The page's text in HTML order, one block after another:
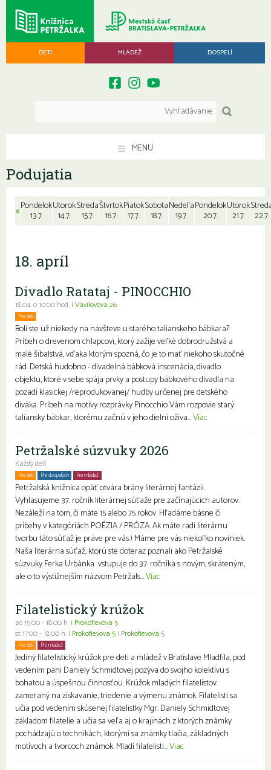
DETI MLÁDEŽ DOSPELÍ
MENU
Podujatia
«Pondelok
13.7.
Utorok
14.7.
Streda
15.7.
Štvrtok
16.7.
Piatok
17.7.
Sobota
18.7.
Nedeľa
19.7.
Pondelok
20.7.
Utorok
21.7. 22.7.
18. apríl
Divadlo Ratataj - PINOCCHIO
18.04. o 10:00 hod. | Vavilovova 26
Pre deti
Boli ste už niekedy na návšteve u starého talianskeho bábkara?
Príbeh o drevenom chlapcovi, ktorý zažije veľké dobrodružstvá a
malé šibalstvá, vďaka ktorým spozná, čo je to mať niekoho skutočné
rád. Detská hudobno - divadelná bábková inscenácia, divadlo
objektu, ktoré v sebe spája prvky a postupy bábkového divadla na
pozadí klasickej /reprodukovanej/ hudby určenej pre detského
diváka. Príbeh na motívy rozprávky Pinocchio Vám rozpovie starý
taliansky bábkar, ktorému začnú v jeho dielni ožíva...Viac
Petržalské súzvuky 2026
Každý deň
Pre deti Pre dospelých Pre mládež
Petržalská knižnica opäť otvára brány literárnej fantázii.
Vyhlasujeme 37. ročník literárnej súťaže pre začínajúcich autorov.
Nezáleží na tom, či máte 15 alebo 75 rokov. Hľadáme básne či
príbehy v kategóriách POÉZIA / PRÓZA. Ak máte radi literárnu
tvorbu táto súťaž je práve pre vás:) Máme pre vás niekoľko noviniek.
Naša literárna súťaž, ktorú ste doteraz poznali ako Petržalské
súzvuky Ferka Urbánka vstupuje do 37. ročníka s novým, skráteným,
ale o to výstižnejším názvom Petržals...Viac
Filatelistický krúžok
po 15:00 - 18:00 h. | Prokofievova 5
st 17:00 - 18:00 h. | Prokofievova 5 | Prokofievova 5
Pre deti Pre mládež
Jediný filatelistický krúžok pre deti a mládež v Bratislave Mladfila, pod
vedením pani Daniely Schmidtovej pozýva do svojho kolektívu s
bohatou a úspešnou činnosťou. Krúžok mladých filatelistov
zameraný na získavanie, triedenie a výmenu známok. Filatelisti sa
učia pod vedením skúsenej filatelistky Mgr. Daniely Schmidtovej
základom filatelie a učia sa veľa aj o krajinách z ktorých známky
pochádzajú o technikách, ktorými sa známky tlačia, základných
motívoch a tvorcoch známok. Mladí filatelisti...Viac